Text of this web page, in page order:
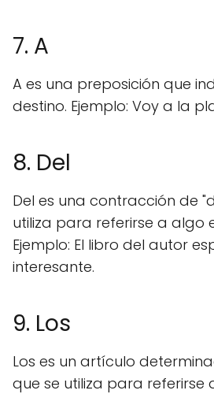
7. A
A es una preposición que
destino. Ejemplo: Voy a la
8. Del
Del es una contracción de
utiliza para referirse a algo
Ejemplo: El libro del autor
interesante.
9. Los
Los es un artículo
que se utiliza para referirse